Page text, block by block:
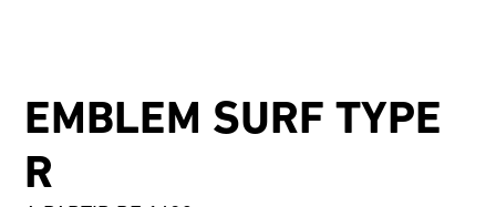
EMBLEM SURF TYPE
R